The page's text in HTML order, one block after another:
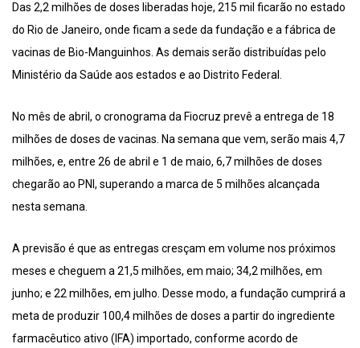
Das 2,2 milhões de doses liberadas hoje, 215 mil ficarão no estado
do Rio de Janeiro, onde ficam a sede da fundação e a fábrica de
vacinas de Bio-Manguinhos. As demais serão distribuídas pelo
Ministério da Saúde aos estados e ao Distrito Federal.
No mês de abril, o cronograma da Fiocruz prevê a entrega de 18
milhões de doses de vacinas. Na semana que vem, serão mais 4,7
milhões, e, entre 26 de abril e 1 de maio, 6,7 milhões de doses
chegarão ao PNI, superando a marca de 5 milhões alcançada
nesta semana.
A previsão é que as entregas cresçam em volume nos próximos
meses e cheguem a 21,5 milhões, em maio; 34,2 milhões, em
junho; e 22 milhões, em julho. Desse modo, a fundação cumprirá a
meta de produzir 100,4 milhões de doses a partir do ingrediente
farmacêutico ativo (IFA) importado, conforme acordo de